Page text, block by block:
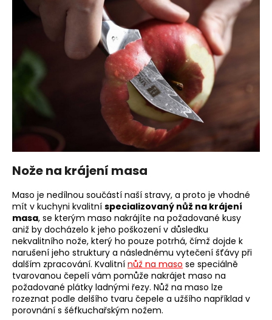
Nože na krájení masa
Maso je nedílnou součástí naší stravy, a proto je vhodné
mít v kuchyni kvalitní specializovaný nůž na krájení
masa, se kterým maso nakrájíte na požadované kusy
aniž by docházelo k jeho poškození v důsledku
nekvalitního nože, který ho pouze potrhá, čímž dojde k
narušení jeho struktury a následnému vytečení šťávy při
dalším zpracování. Kvalitní nůž na maso se speciálně
tvarovanou čepelí vám pomůže nakrájet maso na
požadované plátky ladnými řezy. Nůž na maso lze
rozeznat podle delšího tvaru čepele a užšího například v
porovnání s šéfkuchařským nožem.